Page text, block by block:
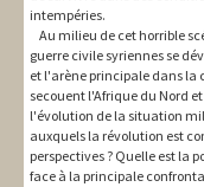
intempéries.
Au milieu de cet horrible
guerre civile syriennes se
et l'arène principale dans la
secouent l'Afrique du Nord
l'évolution de la situation
auxquels la révolution est
perspectives ? Quelle est la
face à la principale